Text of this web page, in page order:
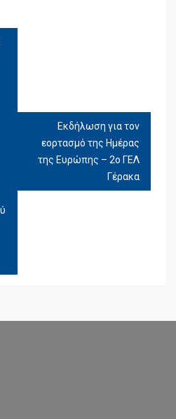
Εκδήλωση για τον
εορτασμό της Ημέρας
της Ευρώπης – 2ο ΓΕΛ
Γέρακα